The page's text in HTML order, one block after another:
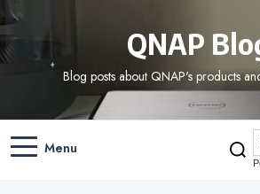
QNAP
Blog posts about QNAP's products
Menu